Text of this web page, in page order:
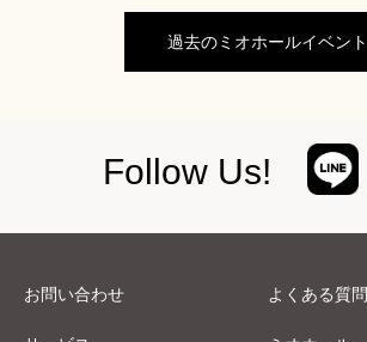
過去のミオホールイベント
Follow Us!
お問い合わせ よくある質問